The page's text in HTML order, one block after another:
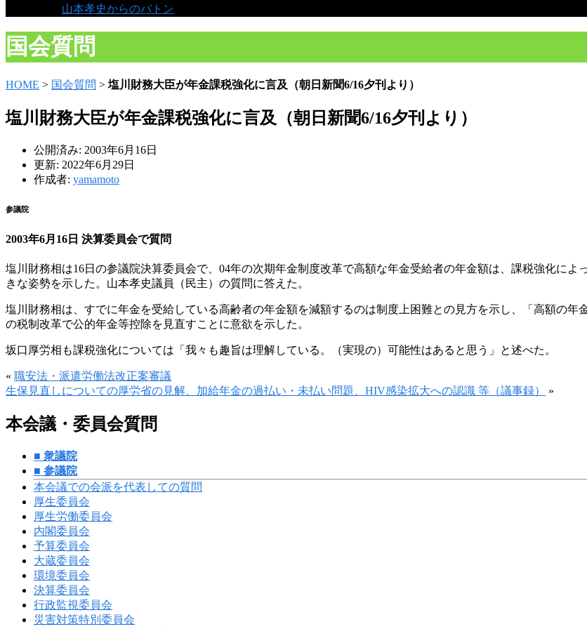
山本孝史からのバトン
国会質問
HOME > 国会質問 > 塩川財務大臣が年金課税強化に言及（朝日新聞6/16夕刊より）
塩川財務大臣が年金課税強化に言及（朝日新聞6/16夕刊より）
公開済み: 2003年6月16日
更新: 2022年6月29日
作成者: yamamoto
参議院
2003年6月16日 決算委員会で質問
塩川財務相は16日の参議院決算委員会で、04年の次期年金制度改革で高額な年金受給者の年金額は、課税強化に
きな姿勢を示した。山本孝史議員（民主）の質問に答えた。
塩川財務相は、すでに年金を受給している高齢者の年金額を減額するのは制度上困難との見方を示し、「高額の
の税制改革で公的年金等控除を見直すことに意欲を示した。
坂口厚労相も課税強化については「我々も趣旨は理解している。（実現の）可能性はあると思う」と述べた。
« 職安法・派遣労働法改正案審議
生保見直しについての厚労省の見解、加給年金の過払い・未払い問題、HIV感染拡大への認識 等（議事録）
»
本会議・委員会質問
■ 衆議院
■ 参議院
本会議での会派を代表しての質問
厚生委員会
厚生労働委員会
内閣委員会
予算委員会
大蔵委員会
環境委員会
決算委員会
行政監視委員会
災害対策特別委員会